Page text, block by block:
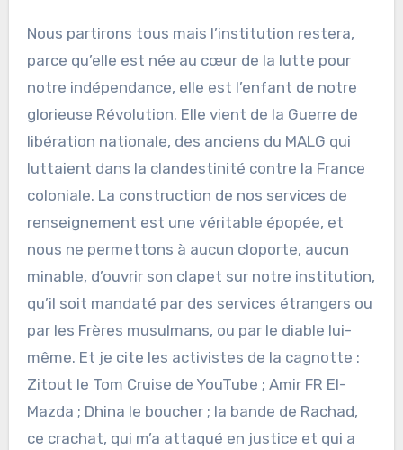
Nous partirons tous mais l’institution restera,
parce qu’elle est née au cœur de la lutte pour
notre indépendance, elle est l’enfant de notre
glorieuse Révolution. Elle vient de la Guerre de
libération nationale, des anciens du MALG qui
luttaient dans la clandestinité contre la France
coloniale. La construction de nos services de
renseignement est une véritable épopée, et
nous ne permettons à aucun cloporte, aucun
minable, d’ouvrir son clapet sur notre institution,
qu’il soit mandaté par des services étrangers ou
par les Frères musulmans, ou par le diable lui-
même. Et je cite les activistes de la cagnotte :
Zitout le Tom Cruise de YouTube ; Amir FR El-
Mazda ; Dhina le boucher ; la bande de Rachad,
ce crachat, qui m’a attaqué en justice et qui a